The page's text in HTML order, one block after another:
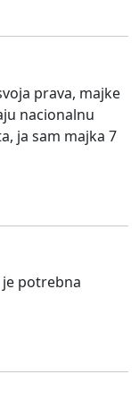
prava, majke
nacionalnu
ja sam majka 7
potrebna